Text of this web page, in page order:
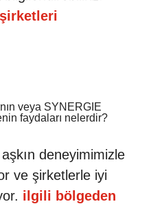
veya SYNERGIE
faydaları nelerdir?
aşkın deneyimimizle
ve şirketlerle iyi
ilgili bölgeden